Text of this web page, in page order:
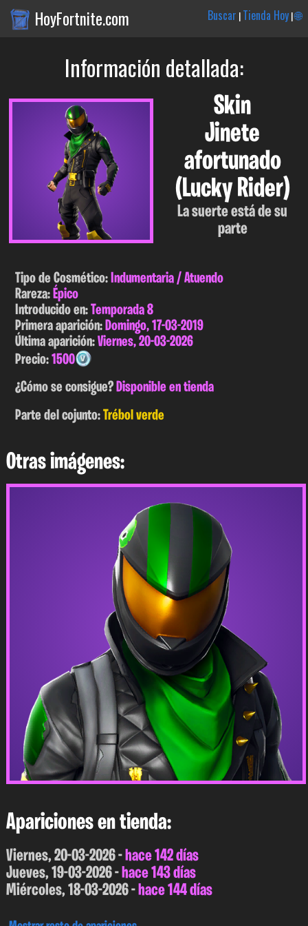
HoyFortnite.com Buscar |Tienda Hoy|🌐
Información detallada:
Skin
Jinete
afortunado
(Lucky Rider)
La suerte está de su
parte
Tipo de Cosmético:Indumentaria / Atuendo
Rareza:Épico
Introducido en:Temporada 8
Primera aparición:Domingo, 17-03-2019
Última aparición:Viernes, 20-03-2026
Precio:1500
¿Cómo se consigue?Disponible en tienda
Parte del cojunto:Trébol verde
Otras imágenes:
Apariciones en tienda:
Viernes, 20-03-2026 -hace 142 días
Jueves, 19-03-2026 -hace 143 días
Miércoles, 18-03-2026 -hace 144 días